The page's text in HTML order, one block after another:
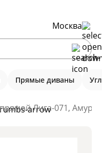
Москва
Прямые диваны
Лига-071, Амур